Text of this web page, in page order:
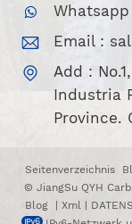
Whatsapp
Email :
Add :
Industria
Province.
Seitenverzeichnis
© JiangSu QYH
Blog
| Xml |